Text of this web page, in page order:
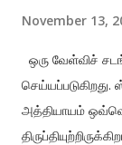
November 13,
ஒரு வேள்விச்
அத்தியாயம்